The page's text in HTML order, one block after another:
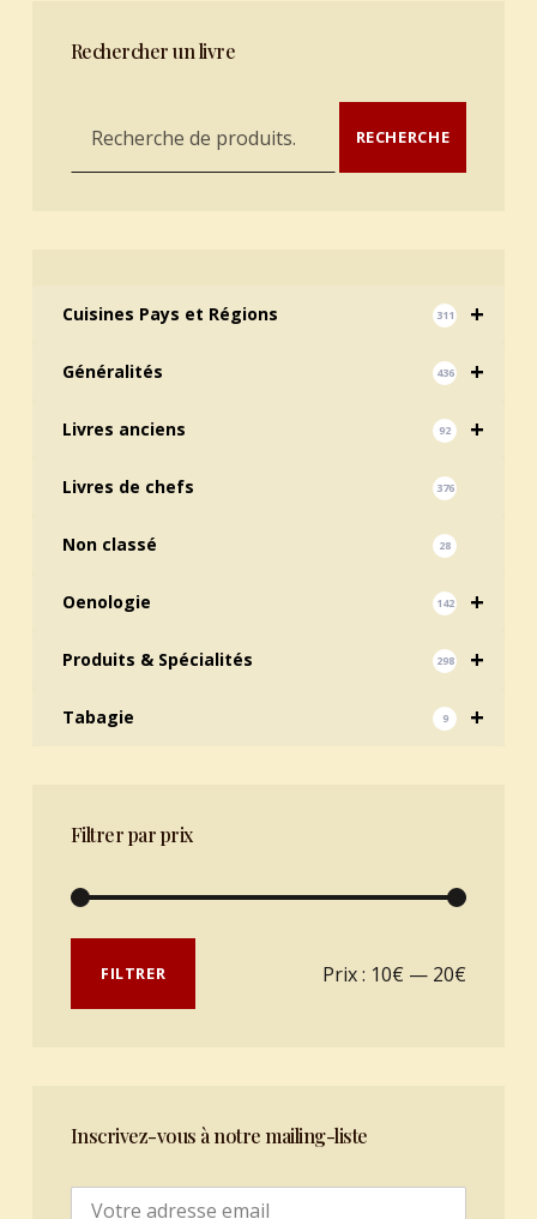
Rechercher un livre
Recherche pour : RECHERCHE
+
Cuisines Pays et Régions 311
+
Généralités 436
+
Livres anciens 92
Livres de chefs 376
Non classé 28
+
Oenologie 142
+
Produits & Spécialités 298
+
Tabagie 9
Filtrer par prix
Prix min
Prix maxFILTRER Prix : 10€ — 20€
Inscrivez-vous à notre mailing-liste